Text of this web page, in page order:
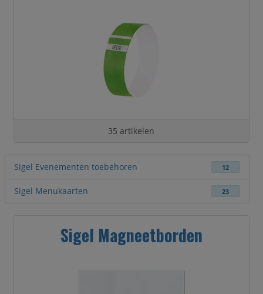
35 artikelen
Sigel Evenementen toebehoren 12
Sigel Menukaarten 23
Sigel Magneetborden